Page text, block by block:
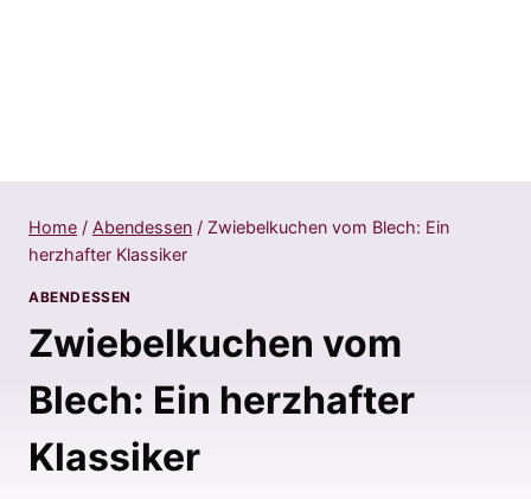
Home / Abendessen / Zwiebelkuchen vom Blech: Ein
herzhafter Klassiker
ABENDESSEN
Zwiebelkuchen vom
Blech: Ein herzhafter
Klassiker